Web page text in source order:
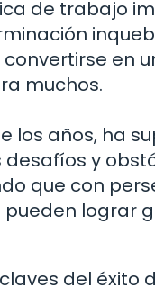
de trabajo
en
muchos.
los años, ha
desafíos y
que con
pueden lograr
del éxito